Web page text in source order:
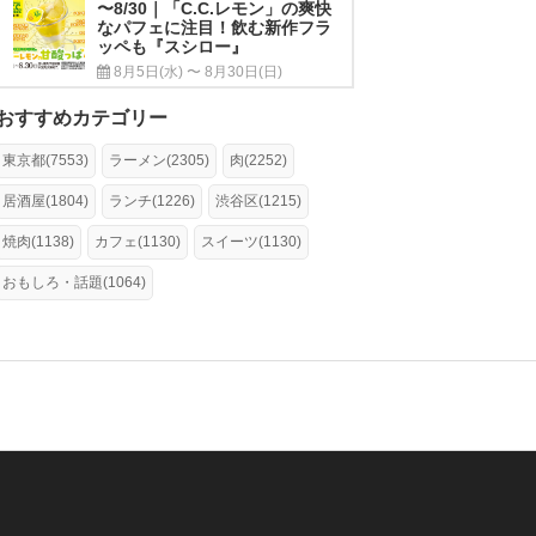
〜8/30｜「C.C.レモン」の爽快
なパフェに注目！飲む新作フラ
ッペも『スシロー』
8月5日(水) 〜 8月30日(日)
すすめカテゴリー
東京都(7553) ラーメン(2305) 肉(2252)
居酒屋(1804) ランチ(1226) 渋谷区(1215)
焼肉(1138) カフェ(1130) スイーツ(1130)
おもしろ・話題(1064)